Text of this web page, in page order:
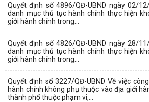
Quyết định số 4896/QĐ-UBND ngày 02/
danh mục thủ tục hành chính thực hiện
giới hành chính trong...
Quyết định số 4826/QĐ-UBND ngày 28/
danh mục thủ tục hành chính thực hiện
giới hành chính trong...
Quyết định số 3227/QĐ-UBND Về việc
hành chính không phụ thuộc vào địa giới
thành phố thuộc phạm vi,...